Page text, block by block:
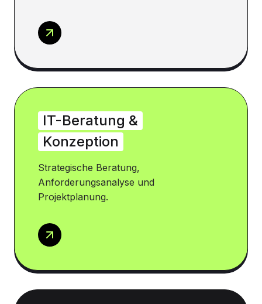
IT-Beratung &
Konzeption
Strategische Beratung,
Anforderungsanalyse und
Projektplanung.